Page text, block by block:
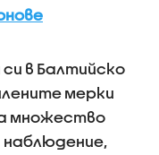
в Балтийско
мерки
множество
наблюдение,